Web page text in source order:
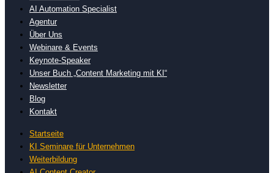
AI Automation Specialist
Agentur
Über Uns
Webinare & Events
Keynote-Speaker
Unser Buch „Content Marketing mit KI“
Newsletter
Blog
Kontakt
Startseite
KI Seminare für Unternehmen
Weiterbildung